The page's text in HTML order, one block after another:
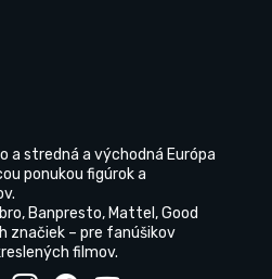
a stredná a východná Európa
ponukou figúrok a
Banpresto, Mattel, Good
značiek – pre fanúšikov
filmov.